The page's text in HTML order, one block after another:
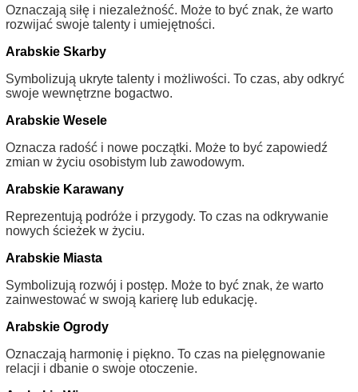
Oznaczają siłę i niezależność. Może to być znak, że warto
rozwijać swoje talenty i umiejętności.
Arabskie Skarby
Symbolizują ukryte talenty i możliwości. To czas, aby odkryć
swoje wewnętrzne bogactwo.
Arabskie Wesele
Oznacza radość i nowe początki. Może to być zapowiedź
zmian w życiu osobistym lub zawodowym.
Arabskie Karawany
Reprezentują podróże i przygody. To czas na odkrywanie
nowych ścieżek w życiu.
Arabskie Miasta
Symbolizują rozwój i postęp. Może to być znak, że warto
zainwestować w swoją karierę lub edukację.
Arabskie Ogrody
Oznaczają harmonię i piękno. To czas na pielęgnowanie
relacji i dbanie o swoje otoczenie.